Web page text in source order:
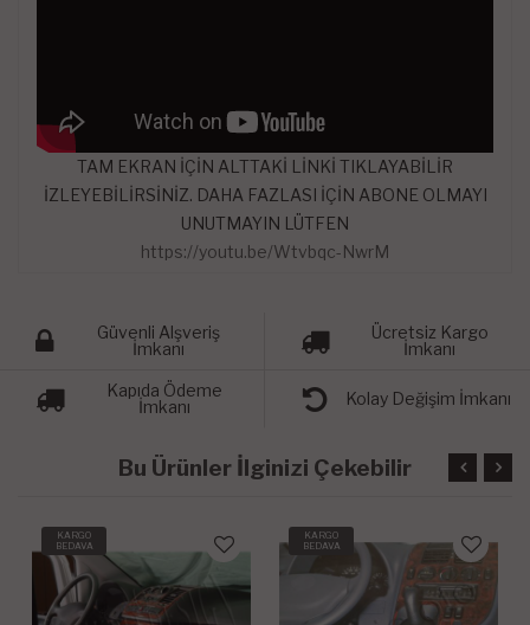
TAM EKRAN İÇİN ALTTAKİ LİNKİ TIKLAYABİLİR
İZLEYEBİLİRSİNİZ. DAHA FAZLASI İÇİN ABONE OLMAYI
UNUTMAYIN LÜTFEN
https://youtu.be/Wtvbqc-NwrM
Güvenli Alşveriş
İmkanı
Ücretsiz Kargo
İmkanı
Kapıda Ödeme
İmkanı
Kolay Değişim İmkanı
Bu Ürünler İlginizi Çekebilir
KARGO
BEDAVA
KARGO
BEDAVA